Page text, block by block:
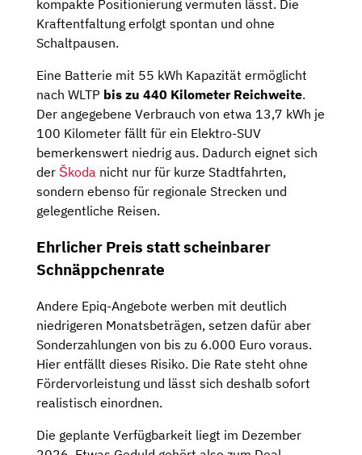
kompakte Positionierung vermuten lässt. Die
Kraftentfaltung erfolgt spontan und ohne
Schaltpausen.
Eine Batterie mit 55 kWh Kapazität ermöglicht
nach WLTP bis zu 440 Kilometer Reichweite.
Der angegebene Verbrauch von etwa 13,7 kWh je
100 Kilometer fällt für ein Elektro-SUV
bemerkenswert niedrig aus. Dadurch eignet sich
der Škoda nicht nur für kurze Stadtfahrten,
sondern ebenso für regionale Strecken und
gelegentliche Reisen.
Ehrlicher Preis statt scheinbarer
Schnäppchenrate
Andere Epiq-Angebote werben mit deutlich
niedrigeren Monatsbeträgen, setzen dafür aber
Sonderzahlungen von bis zu 6.000 Euro voraus.
Hier entfällt dieses Risiko. Die Rate steht ohne
Fördervorleistung und lässt sich deshalb sofort
realistisch einordnen.
Die geplante Verfügbarkeit liegt im Dezember